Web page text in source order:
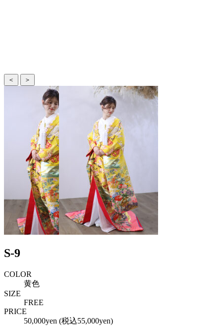
＜ ＞
S-9
COLOR
黄色
SIZE
FREE
PRICE
50,000yen (税込55,000yen)